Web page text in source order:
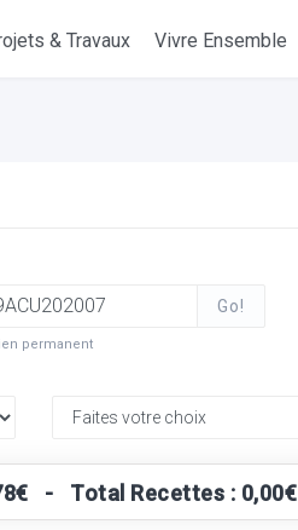
& Travaux Vivre Ensemble
Go!
permanent
- Total Recettes : 0,00€